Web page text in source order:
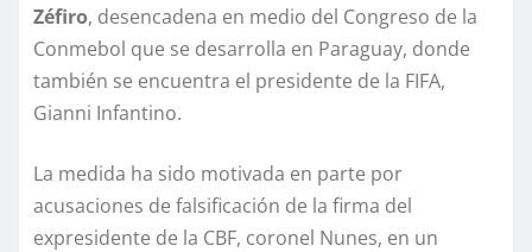
Zéfiro, desencadena en medio del Congreso de la
Conmebol que se desarrolla en Paraguay, donde
también se encuentra el presidente de la FIFA,
Gianni Infantino.
La medida ha sido motivada en parte por
acusaciones de falsificación de la firma del
expresidente de la CBF, coronel Nunes, en un